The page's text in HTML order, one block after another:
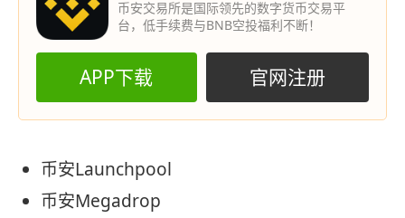
币安交易所是国际领先的数字货币交易平
台，低手续费与BNB空投福利不断！
APP下载 官网注册
币安Launchpool
币安Megadrop